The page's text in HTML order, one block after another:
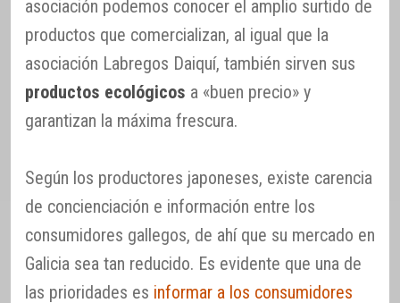
asociación podemos conocer el amplio surtido de
productos que comercializan, al igual que la
asociación Labregos Daiquí, también sirven sus
productos ecológicos a «buen precio» y
garantizan la máxima frescura.
Según los productores japoneses, existe carencia
de concienciación e información entre los
consumidores gallegos, de ahí que su mercado en
Galicia sea tan reducido. Es evidente que una de
las prioridades es informar a los consumidores